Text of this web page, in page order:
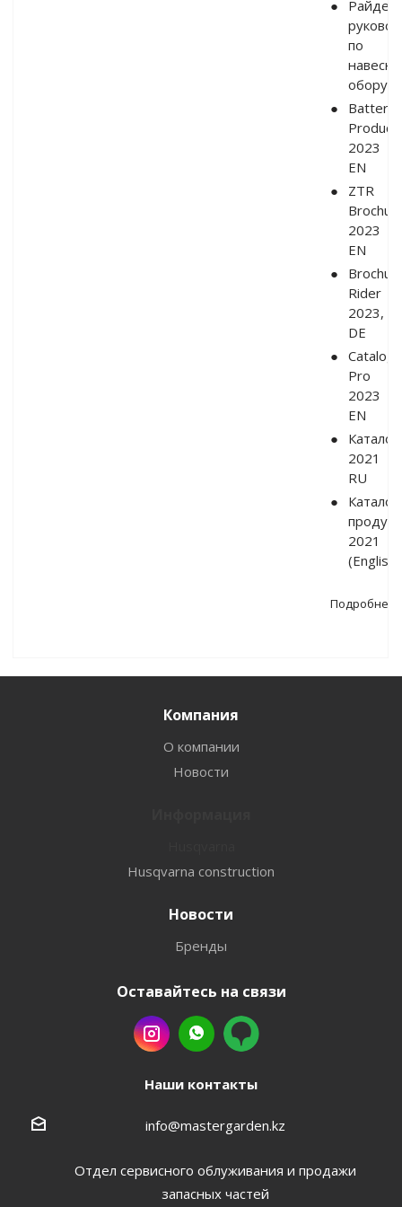
Райдер:
по
Battery
2023
EN
ZTR
2023
EN
Rider
2023,
DE
Pro
2023
EN
Каталог
2021
RU
Каталог
2021
(English)
Подробнее
Компания
О компании
Новости
Husqvarna construction
Новости
Бренды
Оставайтесь на связи
Наши контакты
info@mastergarden.kz
Отдел сервисного облуживания и продажи
запасных частей